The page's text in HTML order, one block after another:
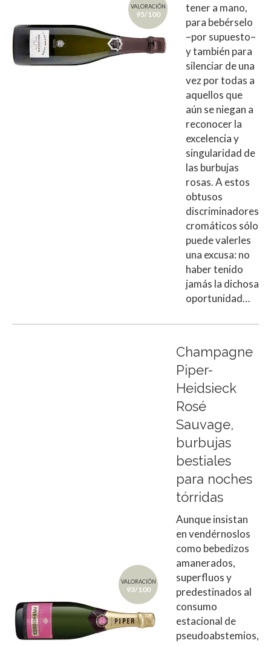
VALORACIÓN
95/100
tener a mano,
para bebérselo
–por supuesto–
y también para
silenciar de una
vez por todas a
aquellos que
aún se niegan a
reconocer la
excelencia y
singularidad de
las burbujas
rosas. A estos
obtusos
discriminadores
cromáticos sólo
puede valerles
una excusa: no
haber tenido
jamás la dichosa
oportunidad…
VALORACIÓN
93/100
Champagne
Piper-
Heidsieck
Rosé
Sauvage,
burbujas
bestiales
para noches
tórridas
Aunque insistan
en vendérnoslos
como bebedizos
amanerados,
superfluos y
predestinados al
consumo
estacional de
pseudoabstemios,